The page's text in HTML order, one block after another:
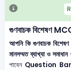
গুণবাচক বিশেষণ
আপনি কি গুণবাচক বিশেষণ
মানসম্মত ব্যাখ্যা ও সমাধান
পাবেন Question